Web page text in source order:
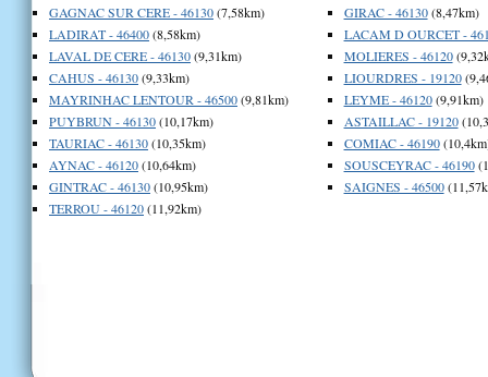
GAGNAC SUR CERE - 46130(7,58km)
LADIRAT - 46400(8,58km)
LAVAL DE CERE - 46130(9,31km)
CAHUS - 46130(9,33km)
MAYRINHAC LENTOUR - 46500(9,81km)
PUYBRUN - 46130(10,17km)
TAURIAC - 46130(10,35km)
AYNAC - 46120(10,64km)
GINTRAC - 46130(10,95km)
TERROU - 46120(11,92km)
GIRAC - 46130(8,47km)
LACAM D OURCET -
MOLIERES - 46120
LIOURDRES - 19120
LEYME - 46120(9,91km)
ASTAILLAC - 19120
COMIAC - 46190
SOUSCEYRAC - 46190
SAIGNES - 46500